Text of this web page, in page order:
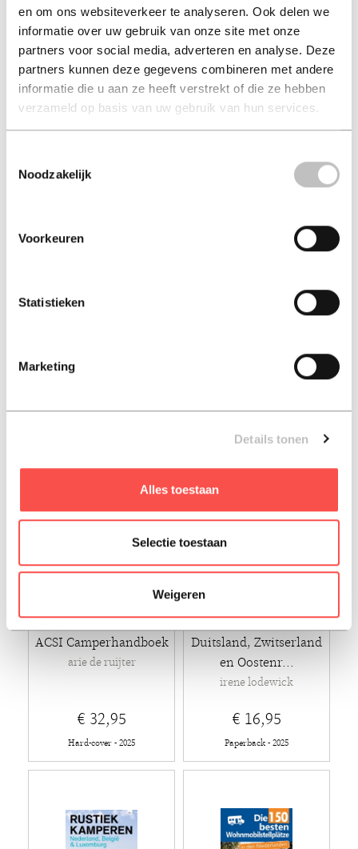
en om ons websiteverkeer te analyseren. Ook delen we
informatie over uw gebruik van onze site met onze
partners voor social media, adverteren en analyse. Deze
partners kunnen deze gegevens combineren met andere
informatie die u aan ze heeft verstrekt of die ze hebben
verzameld op basis van uw gebruik van hun services.
Noodzakelijk
Voorkeuren
Statistieken
Marketing
Details tonen
Alles toestaan
Selectie toestaan
Weigeren
Rustiek Kamperen met
Kip in Europ...
bert loorbach
€ 19,95
Hard-cover - 2024
ACSI Campinggids
Benelux 2026
acsi
€ 21,95
Paperback - 2025
€ 23,95 € 33,95
ACSI Camperhandboek
arie de ruijter
€ 32,95
Hard-cover - 2025
Duitsland, Zwitserland
en Oostenr...
irene lodewick
€ 16,95
Paperback - 2025